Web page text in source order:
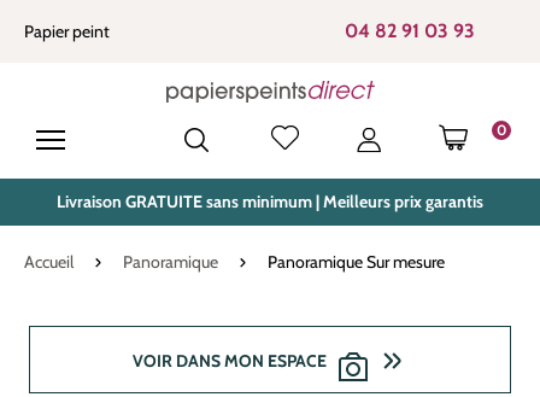
principal
Papier peint 04 82 91 03 93
0
LE
Livraison GRATUITE sans minimum | Meilleurs prix garantis
Accueil Panoramique Panoramique Sur mesure
VOIR DANS MON ESPACE